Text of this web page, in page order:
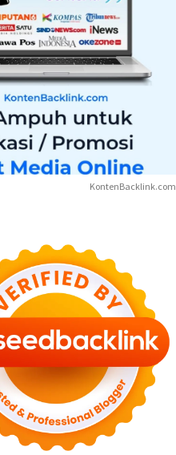
KontenBacklink.com